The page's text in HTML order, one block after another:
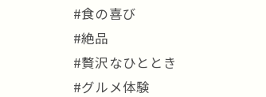
#食の喜び
#絶品
#贅沢なひととき
#グルメ体験